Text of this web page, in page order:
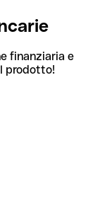
finanziaria e
prodotto!